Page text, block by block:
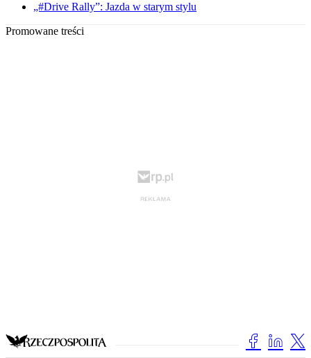
„#Drive Rally”: Jazda w starym stylu
Promowane treści